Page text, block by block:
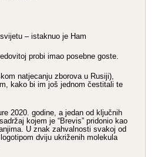
– istaknuo je Ham
probi imao posebne goste.
natjecanju zborova u Rusiji),
kako bi im još jednom čestitali te
2020. godine, a jedan od ključnih
kojem je “Brevis” pridonio kao
U znak zahvalnosti svakoj od
dviju ukriženih molekula